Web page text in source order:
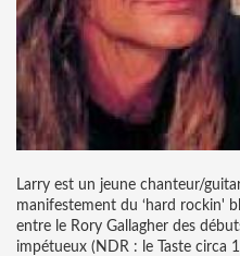
Larry est un jeune chanteur/
manifestement du ‘hard rockin'
entre le Rory Gallagher des
impétueux (NDR : le Taste circa